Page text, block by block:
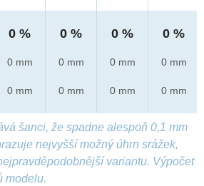
0 %
0 mm
0 mm
0 %
0 mm
0 mm
0 %
0 mm
0 mm
0 %
0 mm
0 mm
šanci, že spadne alespoň 0,1 mm
nejvyšší možný úhrn srážek,
variantu. Výpočet
modelu.